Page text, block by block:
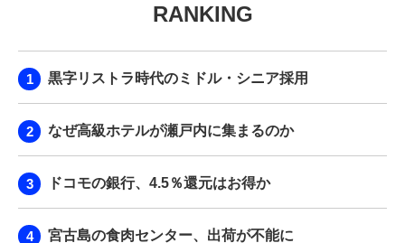
AI JOURNAL
BPaaS JOURNAL
RANKING
黒字リストラ時代のミドル・シニア採用
なぜ高級ホテルが瀬戸内に集まるのか
ドコモの銀行、4.5％還元はお得か
宮古島の食肉センター、出荷が不能に